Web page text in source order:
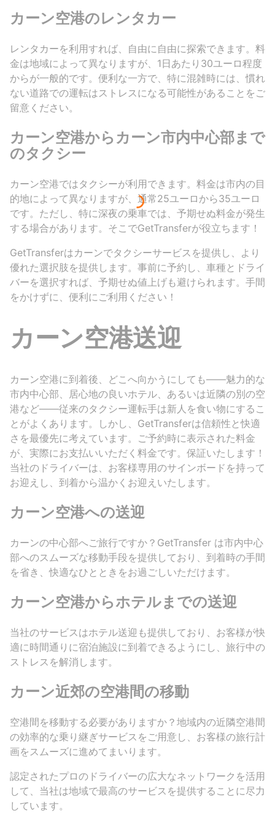
カーン空港のレンタカー
レンタカーを利用すれば、自由に自由に探索できます。料
金は地域によって異なりますが、1日あたり30ユーロ程度
からが一般的です。便利な一方で、特に混雑時には、慣れ
ない道路での運転はストレスになる可能性があることをご
留意ください。
カーン空港からカーン市内中心部まで
のタクシー
カーン空港ではタクシーが利用できます。料金は市内の目
的地によって異なりますが、通常25ユーロから35ユーロ
です。ただし、特に深夜の乗車では、予期せぬ料金が発生
する場合があります。そこでGetTransferが役立ちます！
GetTransferはカーンでタクシーサービスを提供し、より
優れた選択肢を提供します。事前に予約し、車種とドライ
バーを選択すれば、予期せぬ値上げも避けられます。手間
をかけずに、便利にご利用ください！
カーン空港送迎
カーン空港に到着後、どこへ向かうにしても――魅力的な
市内中心部、居心地の良いホテル、あるいは近隣の別の空
港など――従来のタクシー運転手は新人を食い物にするこ
とがよくあります。しかし、GetTransferは信頼性と快適
さを最優先に考えています。ご予約時に表示された料金
が、実際にお支払いいただく料金です。保証いたします！
当社のドライバーは、お客様専用のサインボードを持って
お迎えし、到着から温かくお迎えいたします。
カーン空港への送迎
カーンの中心部へご旅行ですか？GetTransfer は市内中心
部へのスムーズな移動手段を提供しており、到着時の手間
を省き、快適なひとときをお過ごしいただけます。
カーン空港からホテルまでの送迎
当社のサービスはホテル送迎も提供しており、お客様が快
適に時間通りに宿泊施設に到着できるようにし、旅行中の
ストレスを解消します。
カーン近郊の空港間の移動
空港間を移動する必要がありますか？地域内の近隣空港間
の効率的な乗り継ぎサービスをご用意し、お客様の旅行計
画をスムーズに進めてまいります。
認定されたプロのドライバーの広大なネットワークを活用
して、当社は地域で最高のサービスを提供することに尽力
しています。